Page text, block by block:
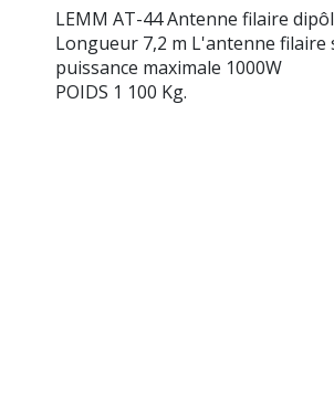
LEMM AT-44 Antenne filaire
Longueur 7,2 m L'antenne filaire
puissance maximale 1000W
POIDS 1 100 Kg.